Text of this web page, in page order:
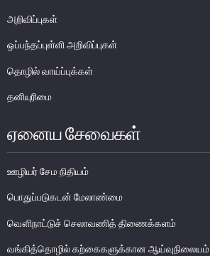
அறிவிப்புகள்
ஒப்பந்தப்புள்ளி அறிவிப்புகள்
தொழில் வாய்ப்புக்கள்
தனியுரிமை
ஏனைய சேவைகள்
ஊழியர் சேம நிதியம்
பொதுப்படுகடன் மேலாண்மை
வௌிநாட்டுச் செலாவணித் திணைக்களம்
வங்கித்தொழில் கற்கைகளுக்கான ஆய்வுநிலையம்